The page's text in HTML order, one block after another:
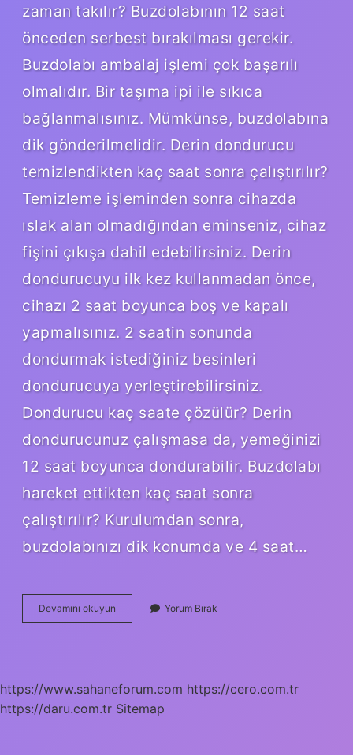
zaman takılır? Buzdolabının 12 saat
önceden serbest bırakılması gerekir.
Buzdolabı ambalaj işlemi çok başarılı
olmalıdır. Bir taşıma ipi ile sıkıca
bağlanmalısınız. Mümkünse, buzdolabına
dik gönderilmelidir. Derin dondurucu
temizlendikten kaç saat sonra çalıştırılır?
Temizleme işleminden sonra cihazda
ıslak alan olmadığından eminseniz, cihaz
fişini çıkışa dahil edebilirsiniz. Derin
dondurucuyu ilk kez kullanmadan önce,
cihazı 2 saat boyunca boş ve kapalı
yapmalısınız. 2 saatin sonunda
dondurmak istediğiniz besinleri
dondurucuya yerleştirebilirsiniz.
Dondurucu kaç saate çözülür? Derin
dondurucunuz çalışmasa da, yemeğinizi
12 saat boyunca dondurabilir. Buzdolabı
hareket ettikten kaç saat sonra
çalıştırılır? Kurulumdan sonra,
buzdolabınızı dik konumda ve 4 saat…
Devamını okuyun
Dağınıklığını
Yorum Bırak
https://www.sahaneforum.com https://cero.com.tr
https://daru.com.tr Sitemap